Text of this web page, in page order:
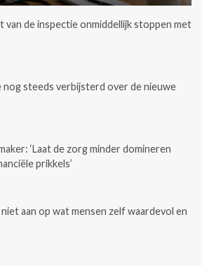
van de inspectie onmiddellijk stoppen met
steeds verbijsterd over de nieuwe
‘Laat de zorg minder domineren
prikkels’
aan op wat mensen zelf waardevol en